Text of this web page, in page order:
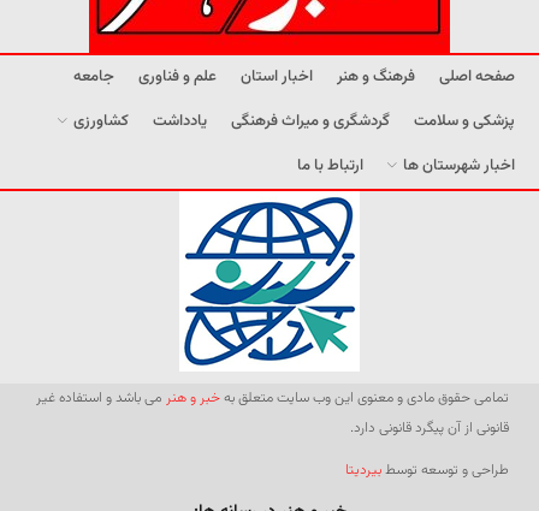
صفحه اصلی فرهنگ و هنر اخبار استان علم و فناوری
جامعه
پزشکی و سلامت
گردشگری و میراث فرهنگی یادداشت
کشاورزی
اخبار شهرستان ها
ارتباط با ما
تمامی حقوق مادی و معنوی این وب سایت متعلق بهخبر و هنر می باشد و استفاده غیر
قانونی از آن پیگرد قانونی دارد.
طراحی و توسعه توسطبیردیتا